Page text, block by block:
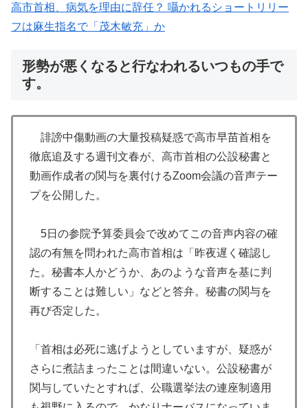
高市首相、病気を理由に辞任？ 囁かれるショートリリー
フは麻生指名で「茂木敏充」か
形勢が悪くなると行なわれるいつもの手で
す。
誹謗中傷動画の大量投稿疑惑で高市早苗首相を
徹底追及する週刊文春が、高市首相の公設秘書と
動画作成者の関与を裏付けるZoom会議の音声テー
プを公開した。
5日の参院予算委員会で改めてこの音声内容の確
認の有無を問われた高市首相は「昨夜遅く確認し
た。秘書本人かどうか、あのような音声を基に判
断することは難しい」などと答弁。秘書の関与を
再び否定した。
「首相は必死に逃げようとしていますが、疑惑が
さらに煮詰まったことは間違いない。公設秘書が
関与していたとすれば、公職選挙法の連座制適用